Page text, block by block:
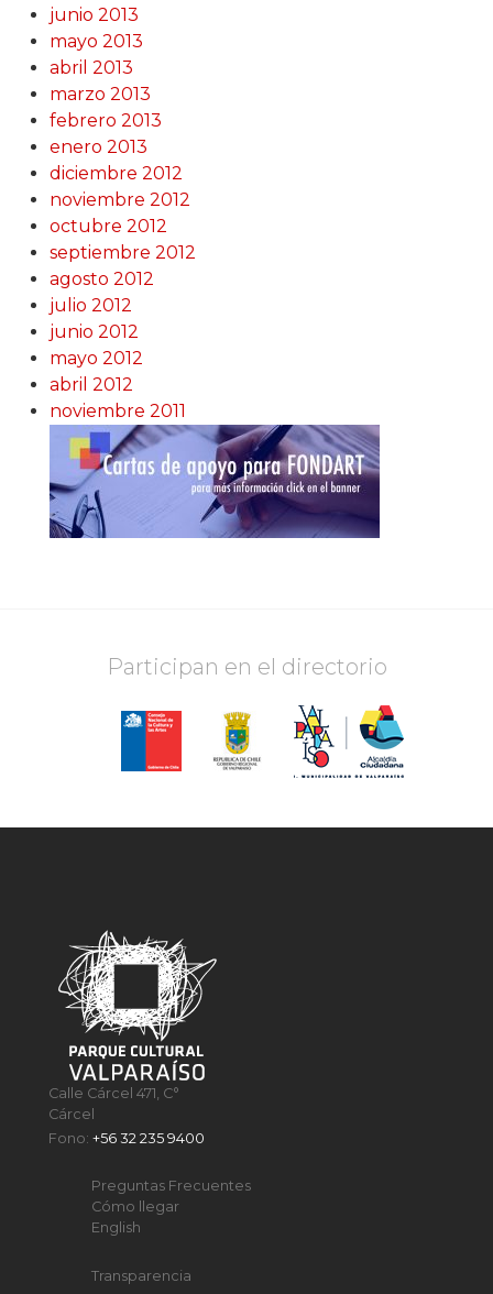
junio 2013
mayo 2013
abril 2013
marzo 2013
febrero 2013
enero 2013
diciembre 2012
noviembre 2012
octubre 2012
septiembre 2012
agosto 2012
julio 2012
junio 2012
mayo 2012
abril 2012
noviembre 2011
Participan en el directorio
Calle Cárcel 471, C°
Cárcel
Fono:+56 32 235 9400
Preguntas Frecuentes
Cómo llegar
English
Transparencia